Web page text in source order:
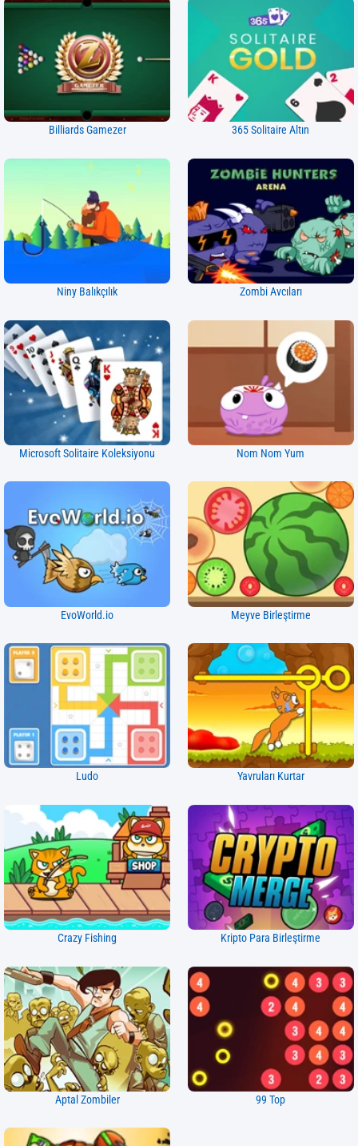
Billiards Gamezer 365 Solitaire Altın
Niny Balıkçılık Zombi Avcıları
Microsoft Solitaire Koleksiyonu Nom Nom Yum
EvoWorld.io Meyve Birleştirme
Ludo Yavruları Kurtar
Crazy Fishing Kripto Para Birleştirme
Aptal Zombiler 99 Top